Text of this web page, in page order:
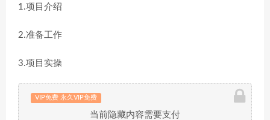
1.项目介绍
2.准备工作
3.项目实操
VIP免费 永久VIP免费
当前隐藏内容需要支付